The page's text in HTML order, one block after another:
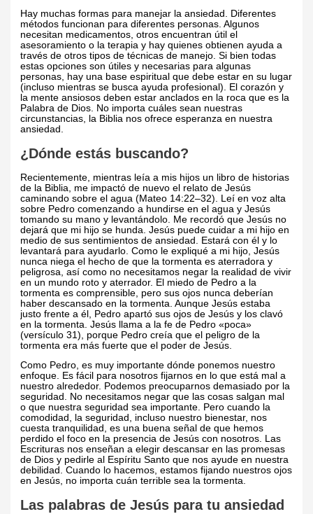
Hay muchas formas para manejar la ansiedad. Diferentes
métodos funcionan para diferentes personas. Algunos
necesitan medicamentos, otros encuentran útil el
asesoramiento o la terapia y hay quienes obtienen ayuda a
través de otros tipos de técnicas de manejo. Si bien todas
estas opciones son útiles y necesarias para algunas
personas, hay una base espiritual que debe estar en su lugar
(incluso mientras se busca ayuda profesional). El corazón y
la mente ansiosos deben estar anclados en la roca que es la
Palabra de Dios. No importa cuáles sean nuestras
circunstancias, la Biblia nos ofrece esperanza en nuestra
ansiedad.
¿Dónde estás buscando?
Recientemente, mientras leía a mis hijos un libro de historias
de la Biblia, me impactó de nuevo el relato de Jesús
caminando sobre el agua (Mateo 14:22–32). Leí en voz alta
sobre Pedro comenzando a hundirse en el agua y Jesús
tomando su mano y levantándolo. Me recordó que Jesús no
dejará que mi hijo se hunda. Jesús puede cuidar a mi hijo en
medio de sus sentimientos de ansiedad. Estará con él y lo
levantará para ayudarlo. Como le expliqué a mi hijo, Jesús
nunca niega el hecho de que la tormenta es aterradora y
peligrosa, así como no necesitamos negar la realidad de vivir
en un mundo roto y aterrador. El miedo de Pedro a la
tormenta es comprensible, pero sus ojos nunca deberían
haber descansado en la tormenta. Aunque Jesús estaba
justo frente a él, Pedro apartó sus ojos de Jesús y los clavó
en la tormenta. Jesús llama a la fe de Pedro «poca»
(versículo 31), porque Pedro creía que el peligro de la
tormenta era más fuerte que el poder de Jesús.
Como Pedro, es muy importante dónde ponemos nuestro
enfoque. Es fácil para nosotros fijarnos en lo que está mal a
nuestro alrededor. Podemos preocuparnos demasiado por la
seguridad. No necesitamos negar que las cosas salgan mal
o que nuestra seguridad sea importante. Pero cuando la
comodidad, la seguridad, incluso nuestro bienestar, nos
cuesta tranquilidad, es una buena señal de que hemos
perdido el foco en la presencia de Jesús con nosotros. Las
Escrituras nos enseñan a elegir descansar en las promesas
de Dios y pedirle al Espíritu Santo que nos ayude en nuestra
debilidad. Cuando lo hacemos, estamos fijando nuestros ojos
en Jesús, no importa cuán terrible sea la tormenta.
Las palabras de Jesús para tu ansiedad